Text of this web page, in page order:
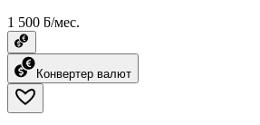
1 500 ƃ/мес.
Конвертер валют